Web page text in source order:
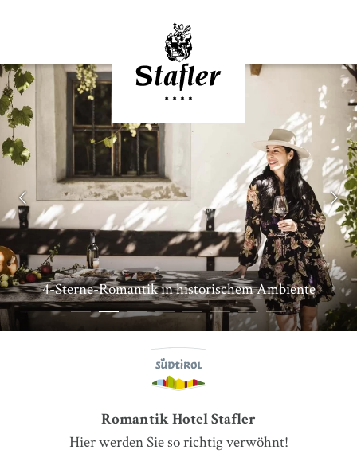
4-Sterne-Romantik in historischem Ambiente
Romantik Hotel Stafler
Hier werden Sie so richtig verwöhnt!